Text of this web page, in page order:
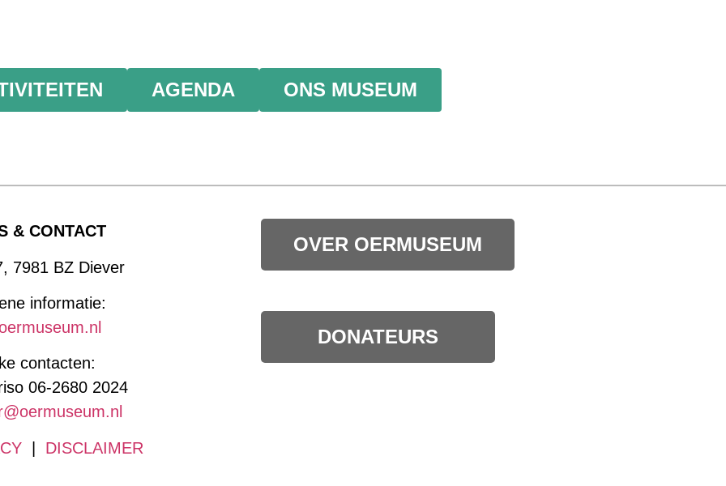
AGENDA ONS MUSEUM
& CONTACT
7981 BZ Diever
informatie:
contacten:
06-2680 2024
| DISCLAIMER
OVER OERMUSEUM
DONATEURS